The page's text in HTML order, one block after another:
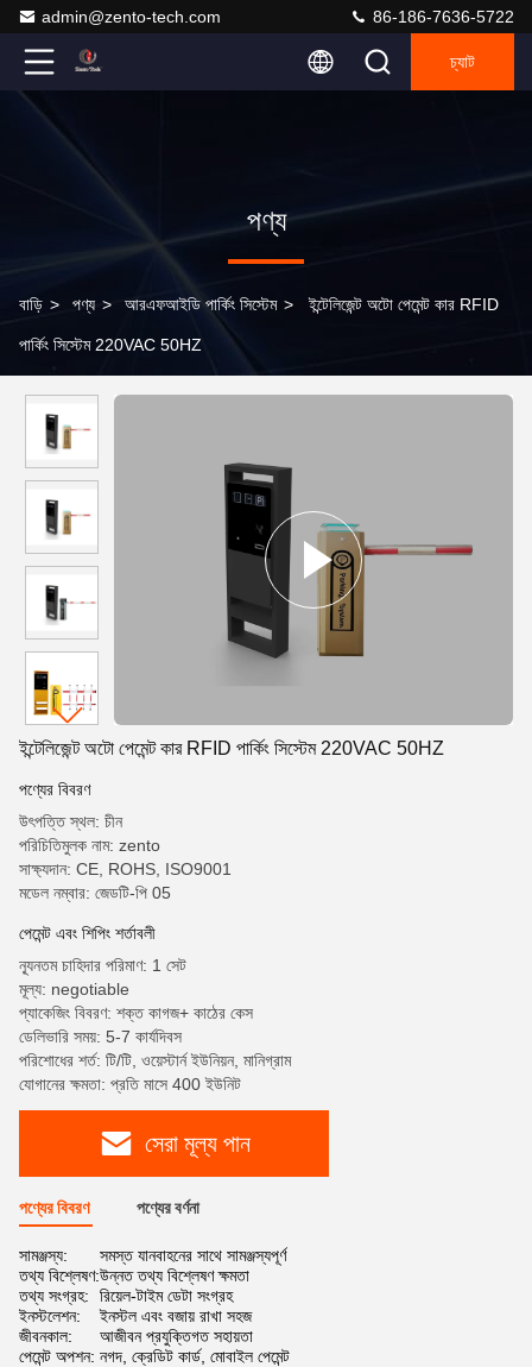
admin@zento-tech.com 86-186-7636-5722
চ্যাট
পণ্য
বাড়ি > পণ্য > আরএফআইডি পার্কিং সিস্টেম > ইন্টেলিজেন্ট অটো পেমেন্ট কার RFID
পার্কিং সিস্টেম 220VAC 50HZ
ইন্টেলিজেন্ট অটো পেমেন্ট কার RFID পার্কিং সিস্টেম 220VAC 50HZ
পণ্যের বিবরণ
উৎপত্তি স্থল: চীন
পরিচিতিমুলক নাম: zento
সাক্ষ্যদান: CE, ROHS, ISO9001
মডেল নম্বার: জেডটি-পি 05
পেমেন্ট এবং শিপিং শর্তাবলী
ন্যূনতম চাহিদার পরিমাণ: 1 সেট
মূল্য: negotiable
প্যাকেজিং বিবরণ: শক্ত কাগজ+ কাঠের কেস
ডেলিভারি সময়: 5-7 কার্যদিবস
পরিশোধের শর্ত: টি/টি, ওয়েস্টার্ন ইউনিয়ন, মানিগ্রাম
যোগানের ক্ষমতা: প্রতি মাসে 400 ইউনিট
সেরা মূল্য পান
পণ্যের বিবরণ পণ্যের বর্ণনা
সামঞ্জস্য:
সমস্ত যানবাহনের সাথে সামঞ্জস্যপূর্ণ
তথ্য বিশ্লেষণ:উন্নত তথ্য বিশ্লেষণ ক্ষমতা
তথ্য সংগ্রহ:
রিয়েল-টাইম ডেটা সংগ্রহ
ইনস্টলেশন:
ইনস্টল এবং বজায় রাখা সহজ
জীবনকাল:
আজীবন প্রযুক্তিগত সহায়তা
পেমেন্ট অপশন: নগদ, ক্রেডিট কার্ড, মোবাইল পেমেন্ট